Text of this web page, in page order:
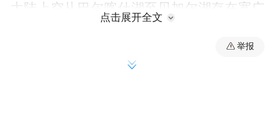
大陆上空从巴尔喀什湖至贝加尔湖存在宽广
热带高压总体呈现面积偏大、强度偏强的特
点，有利于引导低纬水汽向北输送，冷暖气
点击展开全文
举报